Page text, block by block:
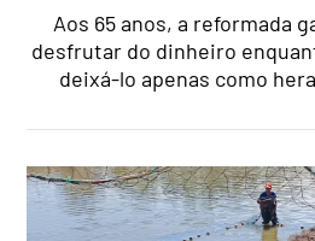
Aos 65 anos, a reformada
desfrutar do dinheiro
deixá-lo apenas como